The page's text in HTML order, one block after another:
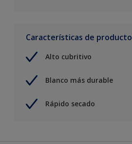
Características de producto
Alto cubritivo
Blanco más durable
Rápido secado